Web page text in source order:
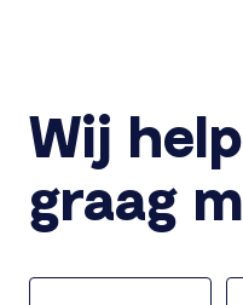
Wij
graag